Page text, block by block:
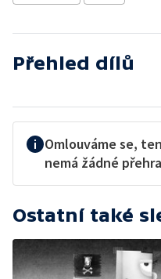
Přehled dílů
Omlouváme se,
nemá žádné
Ostatní také